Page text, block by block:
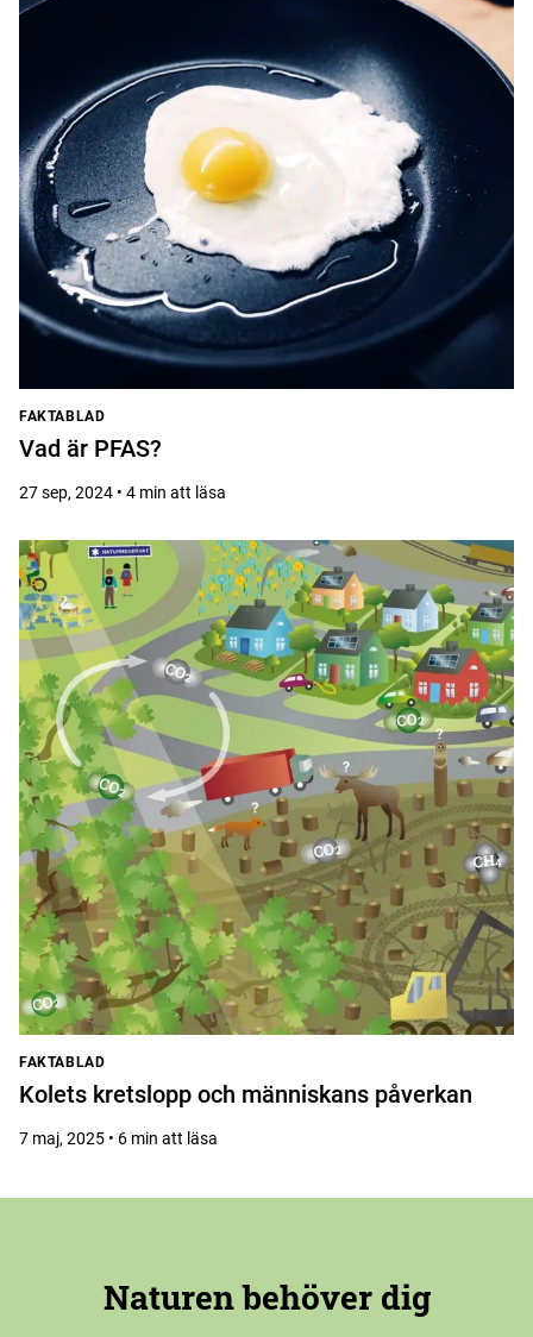
FAKTABLAD
Vad är PFAS?
27 sep, 2024 • 4 min att läsa
FAKTABLAD
Kolets kretslopp och människans påverkan
7 maj, 2025 • 6 min att läsa
Naturen behöver dig